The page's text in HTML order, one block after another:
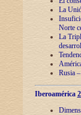
La
Norte
La
Rusia
Iberoamérica